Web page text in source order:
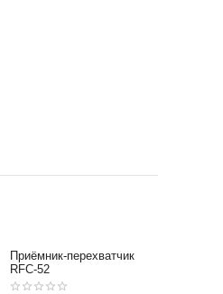
Приёмник-перехватчик
RFC-52